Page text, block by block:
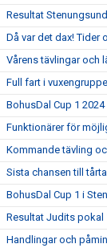
Resultat
Då var det dax! Tider
Vårens tävlingar och
Full fart i
BohusDal Cup 1 2024
Funktionärer för
Kommande tävling
Sista chansen till
BohusDal Cup 1 i
Resultat Judits pokal
Handlingar och